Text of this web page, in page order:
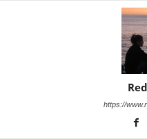
https://